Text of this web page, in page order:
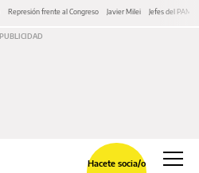
Represión frente al Congreso Javier Milei Jefes del PAMI
Hacete socia/o